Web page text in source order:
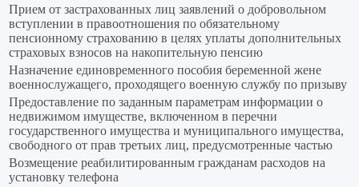
Прием от застрахованных лиц заявлений о добровольном
вступлении в правоотношения по обязательному
пенсионному страхованию в целях уплаты дополнительных
страховых взносов на накопительную пенсию
Назначение единовременного пособия беременной жене
военнослужащего, проходящего военную службу по призыву
Предоставление по заданным параметрам информации о
недвижимом имуществе, включенном в перечни
государственного имущества и муниципального имущества,
свободного от прав третьих лиц, предусмотренные частью
Возмещение реабилитированным гражданам расходов на
установку телефона